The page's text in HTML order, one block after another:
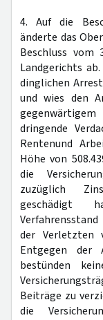
4. Auf die
änderte das
Beschluss vom
Landgerichts
dinglichen
und wies den
dringende
Rentenund
Höhe von
die
zuzüglich
geschädigt
der Verletzten
Entgegen der
bestünden
Beiträge zu
die